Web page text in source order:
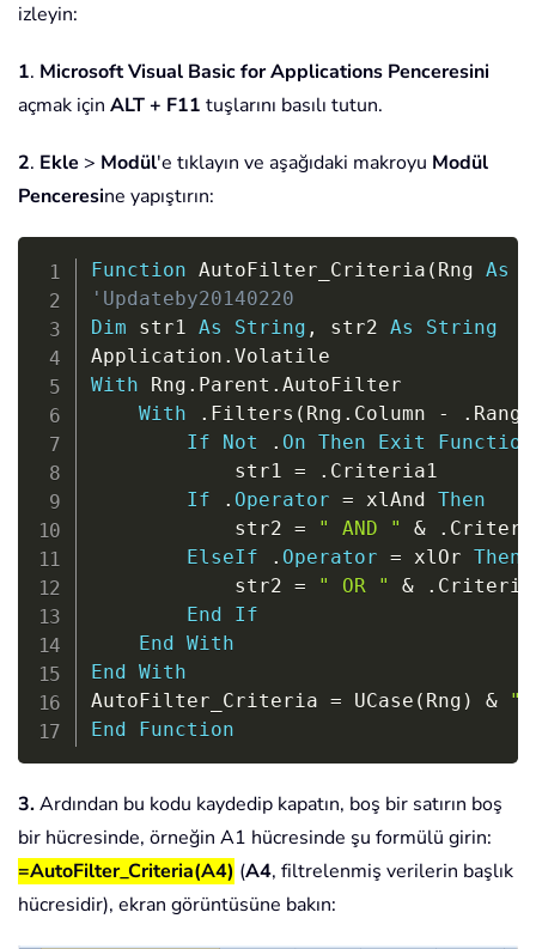
izleyin:
1. Microsoft Visual Basic for Applications Penceresini
açmak için ALT + F11 tuşlarını basılı tutun.
2. Ekle > Modül'e tıklayın ve aşağıdaki makroyu Modül
Penceresine yapıştırın:
Function AutoFilter_Criteria ( Rng As
'Updateby20140220
Dim str1 As String , str2 As
String
Application .
With Rng . Parent . AutoFilter
With
. Filters ( Rng . Column - . Range
If
Not . On Then Exit
Function
            str1
= . Criteria1
If
. Operator = xlAnd Then
            str2
= " AND " & .
ElseIf
. Operator = xlOr Then
            str2
= " OR " & .
End
If
End
With
End
With
AutoFilter_Criteria = UCase ( Rng ) &
End
Function
Copy
3.Ardından bu kodu kaydedip kapatın, boş bir satırın boş
bir hücresinde, örneğin A1 hücresinde şu formülü girin:
=AutoFilter_Criteria(A4) (A4, filtrelenmiş verilerin başlık
hücresidir), ekran görüntüsüne bakın: